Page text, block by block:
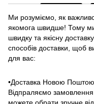
Ми розуміємо, як
якомога швидше! Тому
швидку та якісну
способів доставки, щоб
для вас:
•Доставка Новою Поштою
Відпраляємо
можете обрати зручне